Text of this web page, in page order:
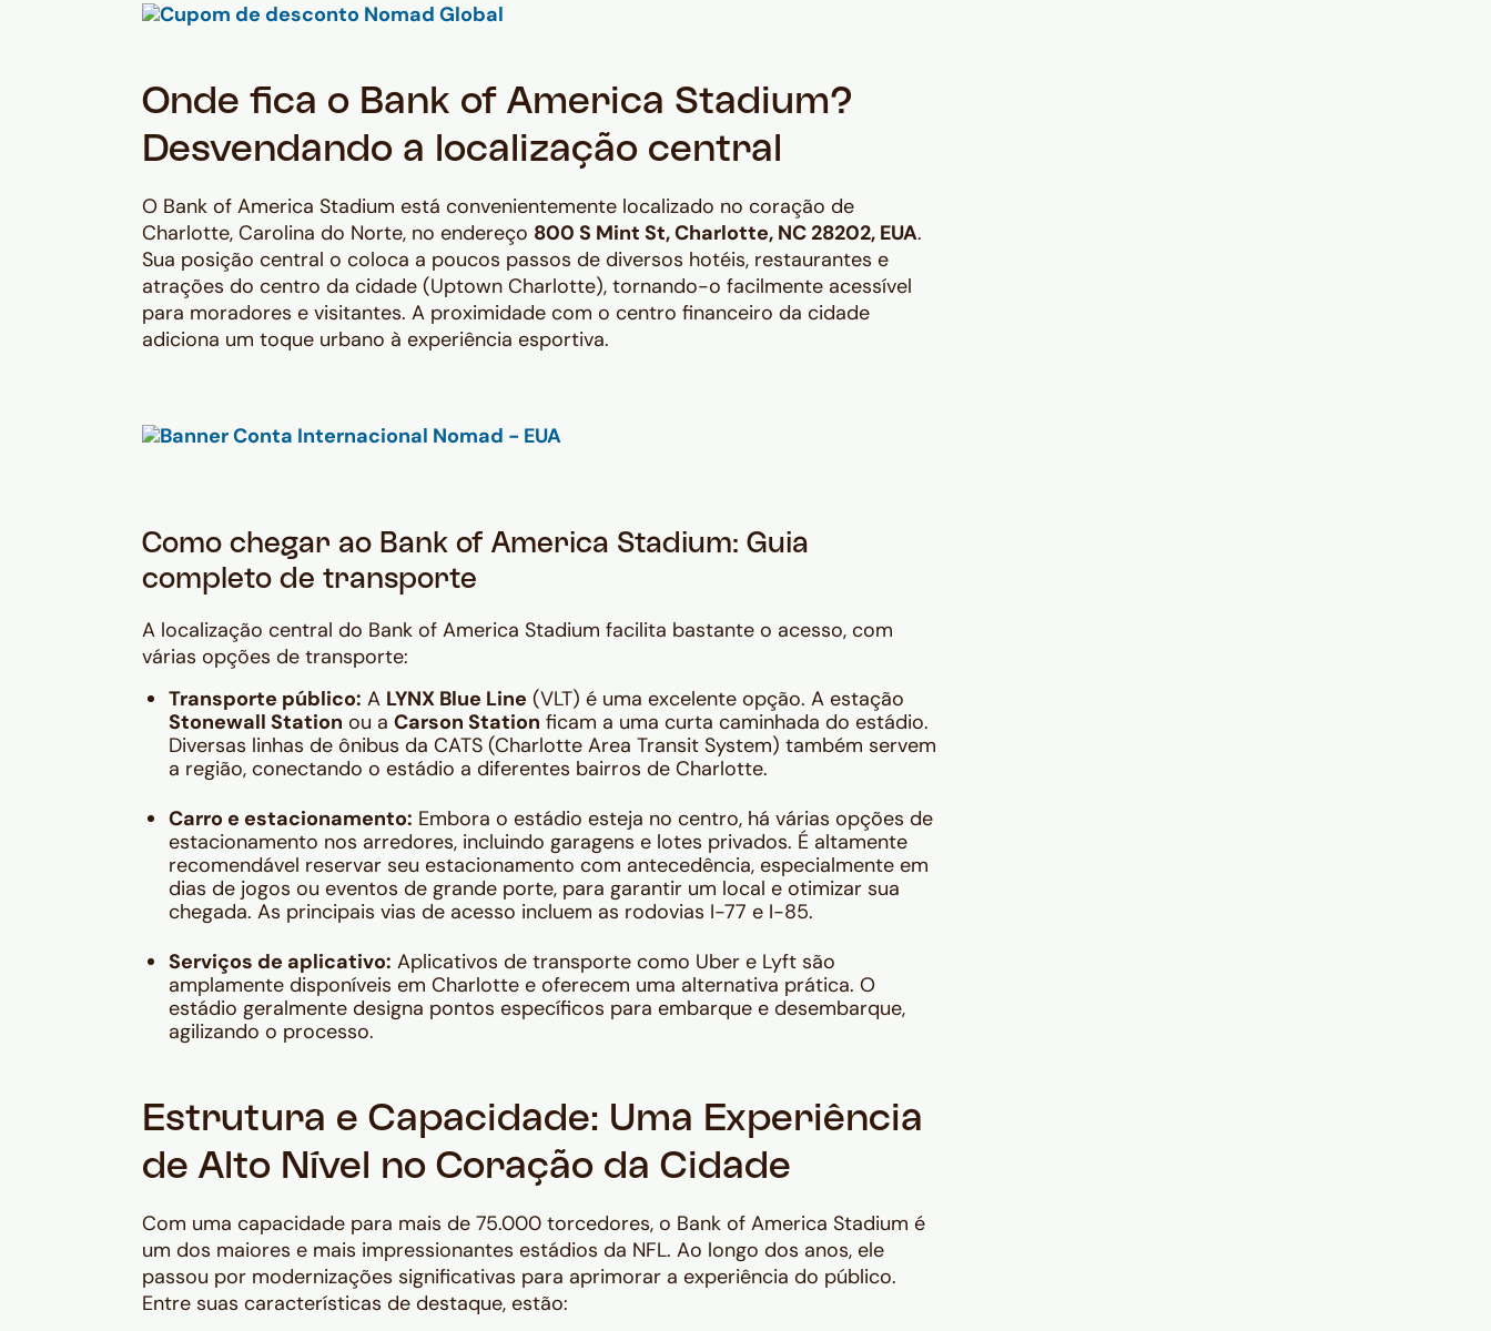
Onde fica o Bank of America Stadium?
Desvendando a localização central
O Bank of America Stadium está convenientemente localizado no coração de
Charlotte, Carolina do Norte, no endereço 800 S Mint St, Charlotte, NC 28202, EUA.
Sua posição central o coloca a poucos passos de diversos hotéis, restaurantes e
atrações do centro da cidade (Uptown Charlotte), tornando-o facilmente acessível
para moradores e visitantes. A proximidade com o centro financeiro da cidade
adiciona um toque urbano à experiência esportiva.
Como chegar ao Bank of America Stadium: Guia
completo de transporte
A localização central do Bank of America Stadium facilita bastante o acesso, com
várias opções de transporte:
Transporte público: A LYNX Blue Line (VLT) é uma excelente opção. A estação
Stonewall Station ou a Carson Station ficam a uma curta caminhada do estádio.
Diversas linhas de ônibus da CATS (Charlotte Area Transit System) também servem
a região, conectando o estádio a diferentes bairros de Charlotte.
Carro e estacionamento: Embora o estádio esteja no centro, há várias opções de
estacionamento nos arredores, incluindo garagens e lotes privados. É altamente
recomendável reservar seu estacionamento com antecedência, especialmente em
dias de jogos ou eventos de grande porte, para garantir um local e otimizar sua
chegada. As principais vias de acesso incluem as rodovias I-77 e I-85.
Serviços de aplicativo: Aplicativos de transporte como Uber e Lyft são
amplamente disponíveis em Charlotte e oferecem uma alternativa prática. O
estádio geralmente designa pontos específicos para embarque e desembarque,
agilizando o processo.
Estrutura e Capacidade: Uma Experiência
de Alto Nível no Coração da Cidade
Com uma capacidade para mais de 75.000 torcedores, o Bank of America Stadium é
um dos maiores e mais impressionantes estádios da NFL. Ao longo dos anos, ele
passou por modernizações significativas para aprimorar a experiência do público.
Entre suas características de destaque, estão: